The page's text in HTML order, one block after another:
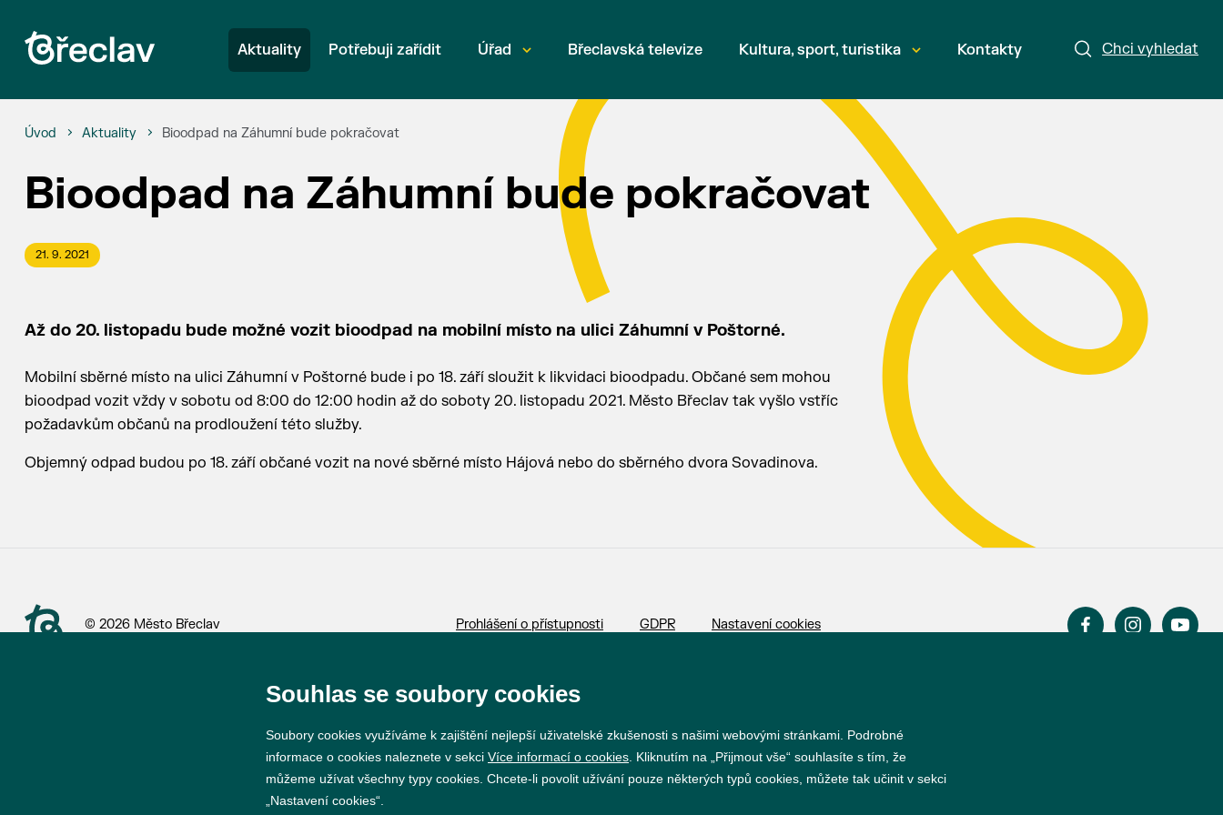
Chci vyhledat
Aktuality Potřebuji zařídit Úřad Břeclavská televize Kultura, sport, turistika Kontakty
Úvod Aktuality Bioodpad na Záhumní bude pokračovat
Bioodpad na Záhumní bude pokračovat
21. 9. 2021
Až do 20. listopadu bude možné vozit bioodpad na mobilní místo na ulici Záhumní v Poštorné.
Mobilní sběrné místo na ulici Záhumní v Poštorné bude i po 18. září sloužit k likvidaci bioodpadu. Občané sem mohou
bioodpad vozit vždy v sobotu od 8:00 do 12:00 hodin až do soboty 20. listopadu 2021. Město Břeclav tak vyšlo vstříc
požadavkům občanů na prodloužení této služby.
Objemný odpad budou po 18. září občané vozit na nové sběrné místo Hájová nebo do sběrného dvora Sovadinova.
© 2026 Město Břeclav Prohlášení o přístupnosti GDPR Nastavení cookies
Vytvořil
Souhlas se soubory cookies
Soubory cookies využíváme k zajištění nejlepší uživatelské zkušenosti s našimi webovými stránkami. Podrobné
informace o cookies naleznete v sekci Více informací o cookies . Kliknutím na „Přijmout vše“ souhlasíte s tím, že
můžeme užívat všechny typy cookies. Chcete-li povolit užívání pouze některých typů cookies, můžete tak učinit v sekci
„Nastavení cookies“.